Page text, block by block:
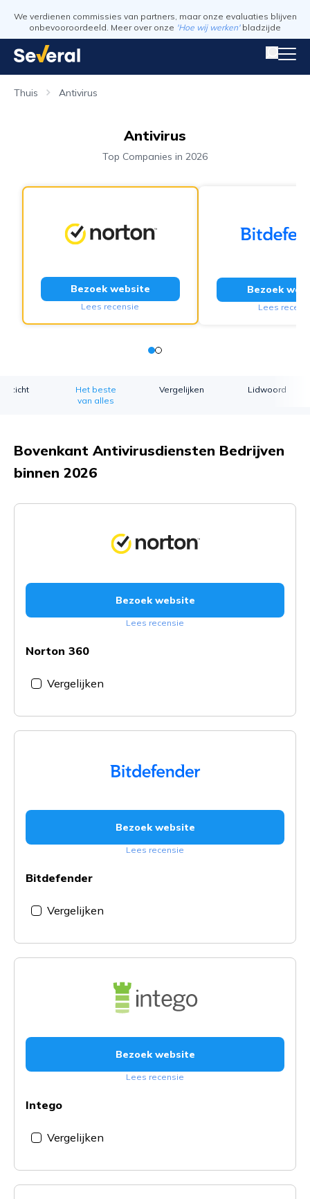
We verdienen commissies van partners, maar onze evaluaties blijven
onbevooroordeeld. Meer over onze 'Hoe wij werken' bladzijde
Thuis Antivirus
Antivirus
Top Companies in 2026
Bezoek website
Lees recensie
Bezoek
Lees
Het beste
van alles
Vergelijken Lidwoord
Bovenkant Antivirusdiensten Bedrijven
binnen 2026
Norton 360
Vergelijken
Bezoek website
Lees recensie
Bitdefender
Vergelijken
Bezoek website
Lees recensie
Intego
Vergelijken
Bezoek website
Lees recensie